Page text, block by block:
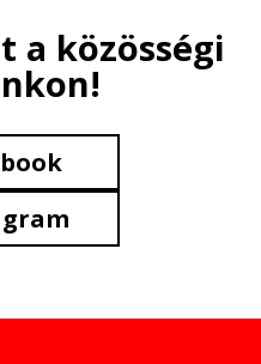
a közösségi